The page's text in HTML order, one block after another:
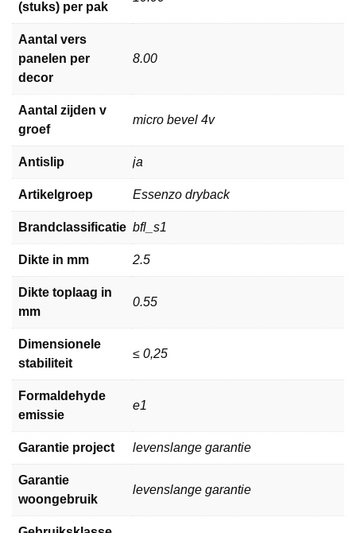
(stuks) per pak
Aantal vers
panelen per
decor
8.00
Aantal zijden v
groef
micro bevel 4v
Antislip ja
Artikelgroep Essenzo dryback
Brandclassificatie bfl_s1
Dikte in mm 2.5
Dikte toplaag in
mm
0.55
Dimensionele
stabiliteit
≤ 0,25
Formaldehyde
emissie
e1
Garantie project levenslange garantie
Garantie
woongebruik
levenslange garantie